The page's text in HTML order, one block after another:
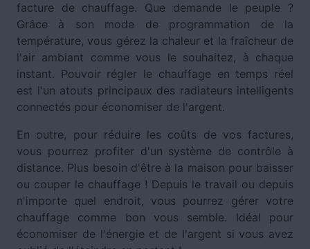
facture de chauffage. Que demande le peuple ?
Grâce à son mode de programmation de la
température, vous gérez la chaleur et la fraîcheur de
l'air ambiant comme vous le souhaitez, à chaque
instant. Pouvoir régler le chauffage en temps réel
est l'un atouts principaux des radiateurs intelligents
connectés pour économiser de l'argent.
En outre, pour réduire les coûts de vos factures,
vous pourrez profiter d'un système de contrôle à
distance. Plus besoin d'être à la maison pour baisser
ou couper le chauffage ! Depuis le travail ou depuis
n'importe quel endroit, vous pourrez gérer votre
chauffage comme bon vous semble. Idéal pour
économiser de l'énergie et de l'argent si vous avez